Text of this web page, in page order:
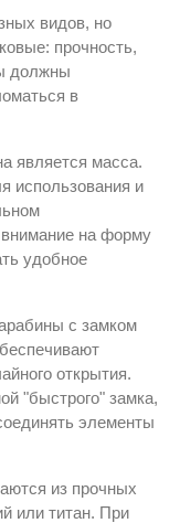
видов, но
прочность,
должны
в
является масса.
использования и
внимание на форму
удобное
с замком
открытия.
"быстрого" замка,
элементы
из прочных
или титан. При